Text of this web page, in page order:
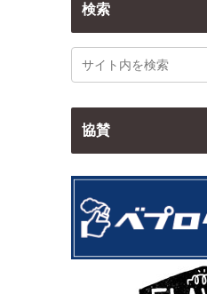
検索
協賛